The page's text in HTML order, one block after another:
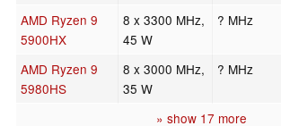
AMD Ryzen 9
5900HX
8 x 3300 MHz,
45 W
? MHz
AMD Ryzen 9
5980HS
8 x 3000 MHz,
35 W
? MHz
» show 17 more